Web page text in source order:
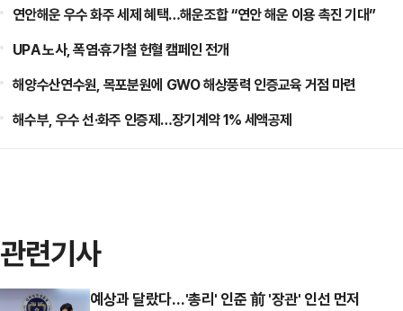
연안해운 우수 화주 세제 혜택…해운조합 “연안 해운 이용 촉진 기대”
UPA 노사, 폭염·휴가철 헌혈 캠페인 전개
해양수산연수원, 목포분원에 GWO 해상풍력 인증교육 거점 마련
해수부, 우수 선·화주 인증제…장기계약 1% 세액공제
관련기사
예상과 달랐다…'총리' 인준 前 '장관' 인선 먼저